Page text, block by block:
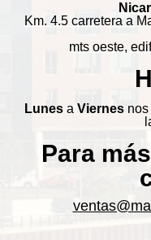
N
Km. 4.5 carretera a
mts oeste,
Lunes a Viernes
Para